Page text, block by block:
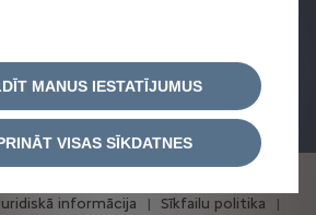
informācija Sīkfailu politika
MANUS IESTATĪJUMUS
VISAS SĪKDATNES